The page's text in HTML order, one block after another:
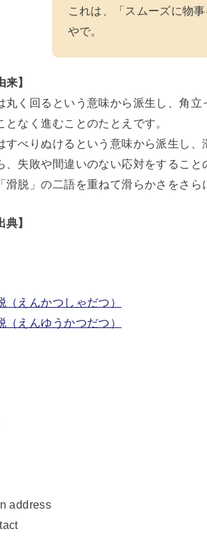
これは、「スムーズに物
やで。
来】
丸く回るという意味から派生し、角
となく進むことのたとえです。
すべりぬけるという意味から派生し
、失敗や間違いのない応対をすること
滑脱」の二語を重ねて滑らかさをさ
典】
（えんかつしゃだつ）
（えんゆうかつだつ）
address